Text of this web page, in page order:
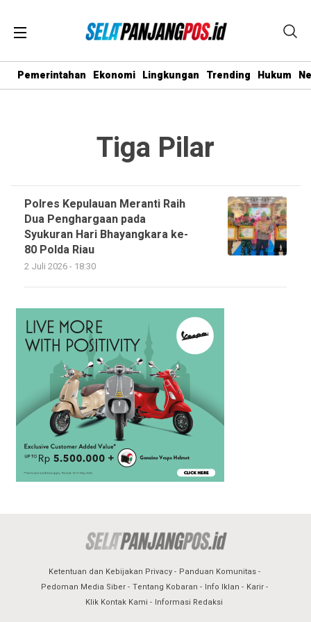
Pemerintahan Ekonomi Lingkungan Trending Hukum
Tiga Pilar
Polres Kepulauan Meranti Raih
Dua Penghargaan pada
Syukuran Hari Bhayangkara ke-
80 Polda Riau
2 Juli 2026 - 18:30
Ketentuan dan Kebijakan Privacy
Panduan Komunitas
Pedoman Media Siber
Tentang Kobaran Info Iklan
Karir
Klik Kontak Kami
Informasi Redaksi